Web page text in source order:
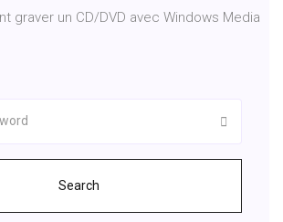
graver un CD/DVD avec Windows Media
Search